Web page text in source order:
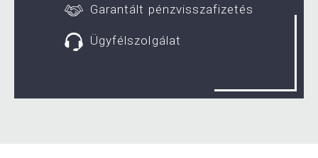
Garantált pénzvisszafizetés
Ügyfélszolgálat